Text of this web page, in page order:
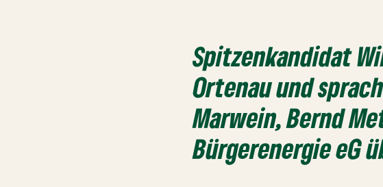
Spitzenkandidat
Ortenau und
Marwein, Bernd
Bürgerenergie eG